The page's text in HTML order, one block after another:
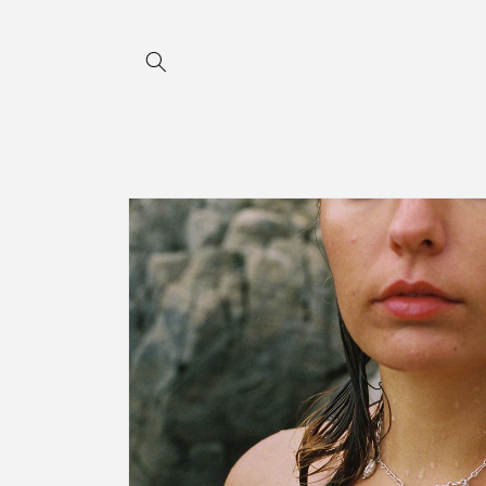
directamente
a la
información
del producto